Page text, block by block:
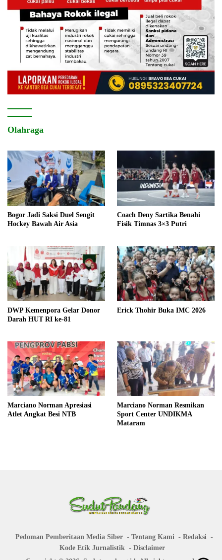
Olahraga
Bogor Jadi Saksi Duel Sengit
Hockey Bawah Air Asia
Coach Deny Sartika Benahi
Fisik Timnas 3×3 Putri
DWP Kemenpora Gelar Donor
Darah HUT RI ke-81
Erick Thohir Buka IMC 2026
Marciano Norman Apresiasi
Atlet Angkat Besi NTB
Marciano Norman Resmikan
Sport Center UNDIKMA
Mataram
Pedoman Pemberitaan Media Siber Tentang Kami
Redaksi
Kode Etik Jurnalistik
Disclaimer